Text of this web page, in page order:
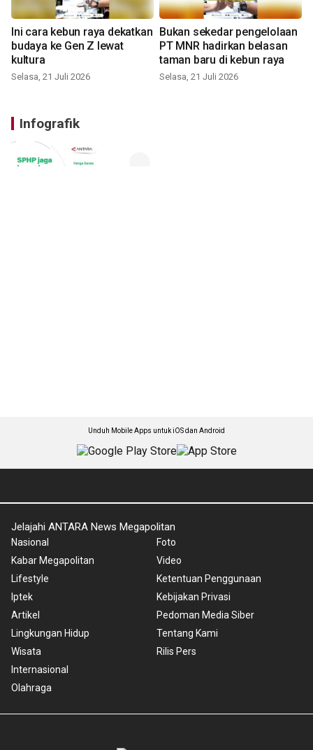
Ini cara kebun raya dekatkan
budaya ke Gen Z lewat
kultura
Selasa, 21 Juli 2026
Bukan sekedar pengelolaan
PT MNR hadirkan belasan
taman baru di kebun raya
Selasa, 21 Juli 2026
Infografik
Unduh Mobile Apps untuk iOS dan Android
Jelajahi ANTARA News Megapolitan
Nasional
Kabar Megapolitan
Lifestyle
Iptek
Artikel
Lingkungan Hidup
Wisata
Internasional
Olahraga
Foto
Video
Ketentuan Penggunaan
Kebijakan Privasi
Pedoman Media Siber
Tentang Kami
Rilis Pers